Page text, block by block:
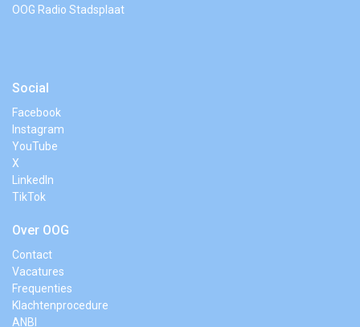
OOG Radio Stadsplaat
Social
Facebook
Instagram
YouTube
X
LinkedIn
TikTok
Over OOG
Contact
Vacatures
Frequenties
Klachtenprocedure
ANBI